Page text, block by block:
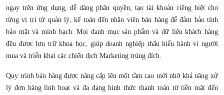
ngay trên ứng dụng, dễ dàng phân quyền, tạo tài khoản riêng biệt cho
từng vị trí từ quản lý, kế toán đến nhân viên bán hàng để đảm bảo tính
bảo mật và minh bạch. Mọi danh mục sản phẩm và dữ liệu khách hàng
đều được lưu trữ khoa học, giúp doanh nghiệp thấu hiểu hành vi người
mua và triển khai các chiến dịch Marketing trúng đích.
Quy trình bán hàng được nâng cấp lên một tầm cao mới nhờ khả năng xử
lý đơn hàng linh hoạt và đa dạng hình thức thanh toán từ tiền mặt đến